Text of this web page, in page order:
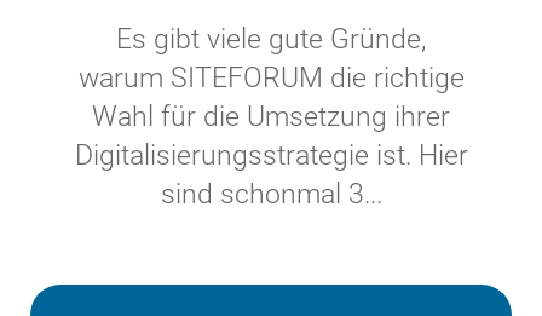
Es gibt viele gute Gründe,
warum SITEFORUM die richtige
Wahl für die Umsetzung ihrer
Digitalisierungsstrategie ist. Hier
sind schonmal 3...